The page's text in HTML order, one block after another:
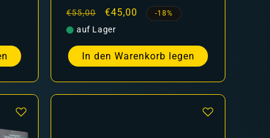
Normaler
Preis
€55,00 Verkaufspreis
€45,00 -18%
auf Lager
In den Warenkorb legen